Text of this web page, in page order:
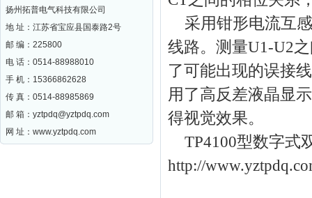
扬州拓普电气科技有限公司
地 址：江苏省宝应县国泰路2号
邮 编： 225800
电 话：0514-88988010
手 机：15366862628
传 真：0514-88985869
邮 箱： yztpdq@yztpdq.com
网 址： www.yztpdq.com
采用钳形电流互
线路。测量U1-U2
了可能出现的误接
用了高反差液晶显
得视觉效果。
TP4100型数字式
http://